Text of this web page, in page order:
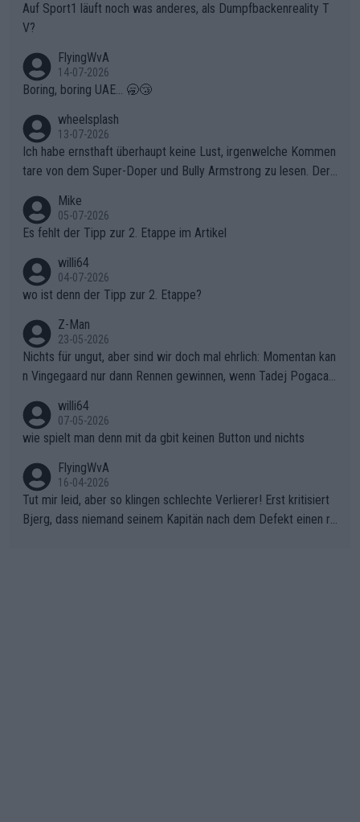
Auf Sport1 läuft noch was anderes, als Dumpfbackenreality T
V?
FlyingWvA
14-07-2026
Boring, boring UAE... 🥱😴
wheelsplash
13-07-2026
Ich habe ernsthaft überhaupt keine Lust, irgenwelche Kommen
tare von dem Super-Doper und Bully Armstrong zu lesen. Der
r die gehört nicht in dieses Medium!
Mike
05-07-2026
Es fehlt der Tipp zur 2. Etappe im Artikel
willi64
04-07-2026
wo ist denn der Tipp zur 2. Etappe?
Z-Man
23-05-2026
Nichts für ungut, aber sind wir doch mal ehrlich: Momentan kan
n Vingegaard nur dann Rennen gewinnen, wenn Tadej Pogacar
willi64
07-05-2026
wie spielt man denn mit da gbit keinen Button und nichts
FlyingWvA
16-04-2026
Tut mir leid, aber so klingen schlechte Verlierer! Erst kritisiert
Bjerg, dass niemand seinem Kapitän nach dem Defekt einen ro